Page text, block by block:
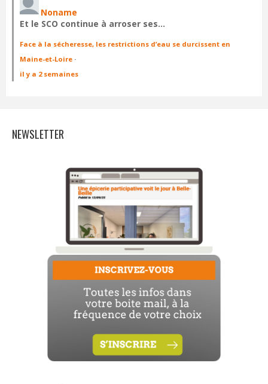
Noname
Et le SCO continue à arroser ses…
Face à la sécheresse, les restrictions d’eau se durcissent en
Maine-et-Loire ·
il y a 2 semaines
NEWSLETTER